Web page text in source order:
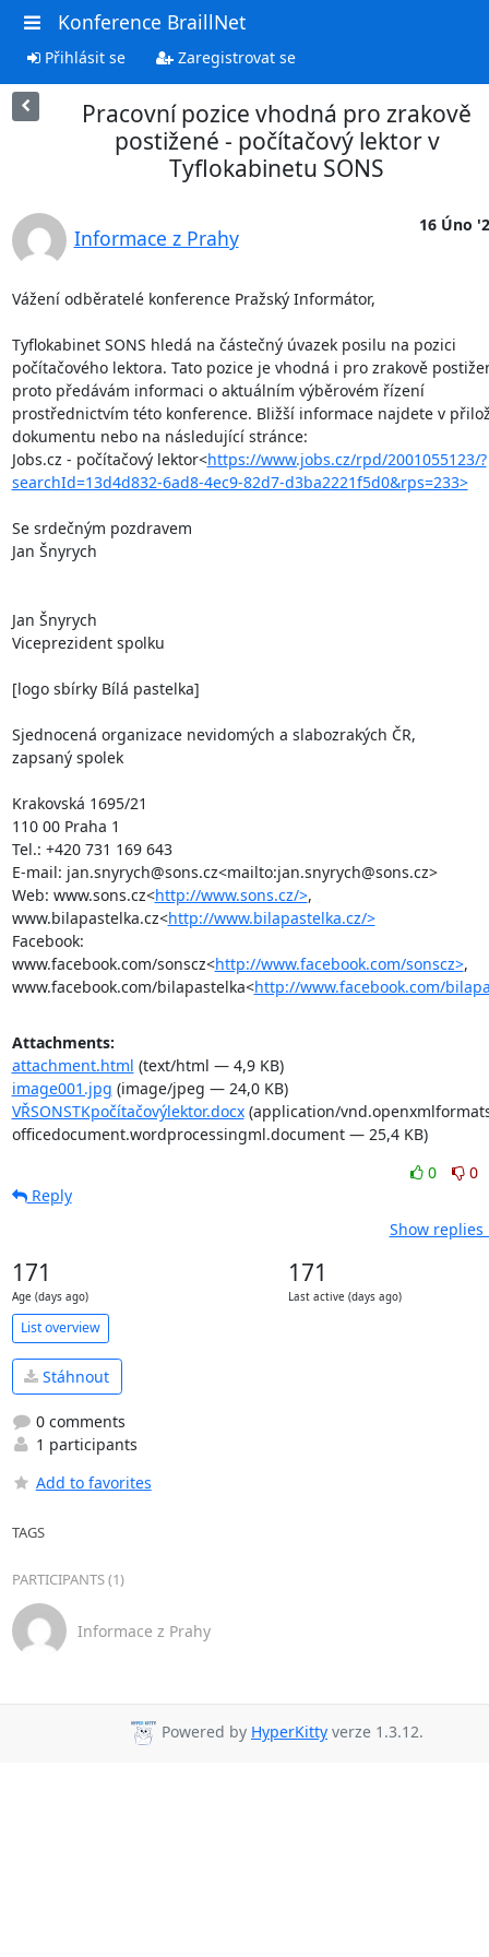
Konference BraillNet
Přihlásit se Zaregistrovat se
Pracovní pozice vhodná pro zrakově
postižené - počítačový lektor v
Tyflokabinetu SONS
Informace z Prahy
16 Úno
Vážení odběratelé konference Pražský Informátor,
Tyflokabinet SONS hledá na částečný úvazek posilu na pozici
počítačového lektora. Tato pozice je vhodná i pro zrakově
proto předávám informaci o aktuálním výběrovém řízení
prostřednictvím této konference. Bližší informace najdete v
dokumentu nebo na následující stránce:
Jobs.cz - počítačový lektor<https://www.jobs.cz/rpd/2001055123/?
searchId=13d4d832-6ad8-4ec9-82d7-d3ba2221f5d0&rps=233>
Se srdečným pozdravem
Jan Šnyrych
Jan Šnyrych
Viceprezident spolku
[logo sbírky Bílá pastelka]
Sjednocená organizace nevidomých a slabozrakých ČR,
zapsaný spolek
Krakovská 1695/21
110 00 Praha 1
Tel.: +420 731 169 643
E-mail: jan.snyrych@sons.cz<mailto:jan.snyrych@sons.cz>
Web: www.sons.cz<http://www.sons.cz/>,
www.bilapastelka.cz<http://www.bilapastelka.cz/>
Facebook:
www.facebook.com/sonscz<http://www.facebook.com/sonscz>,
www.facebook.com/bilapastelka<http://www.facebook.com/
Attachments:
attachment.html (text/html — 4,9 KB)
image001.jpg (image/jpeg — 24,0 KB)
VŘSONSTKpočítačovýlektor.docx(application/
officedocument.wordprocessingml.document — 25,4 KB)
0
0
Reply
Show replies
171
Age (days ago)
171
Last active (days ago)
List overview
Stáhnout
0 comments
1 participants
Add to favorites
TAGS
PARTICIPANTS (1)
Informace z Prahy
Powered by HyperKitty verze 1.3.12.